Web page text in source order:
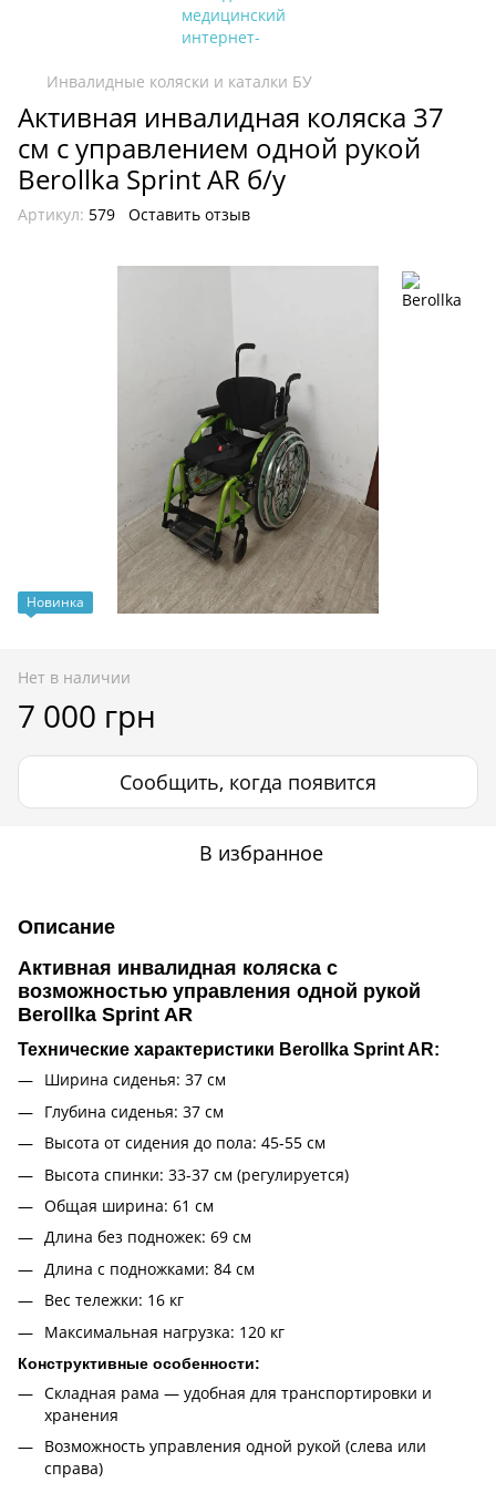
Инвалидные коляски и каталки БУ
Активная инвалидная коляска 37
см с управлением одной рукой
Berollka Sprint AR б/у
Артикул: 579 Оставить отзыв
Новинка
Нет в наличии
7 000 грн
Сообщить, когда появится
В избранное
Описание
Активная инвалидная коляска с
возможностью управления одной рукой
Berollka Sprint AR
Технические характеристики Berollka Sprint AR:
Ширина сиденья: 37 см
Глубина сиденья: 37 см
Высота от сидения до пола: 45-55 см
Высота спинки: 33-37 см (регулируется)
Общая ширина: 61 см
Длина без подножек: 69 см
Длина с подножками: 84 см
Вес тележки: 16 кг
Максимальная нагрузка: 120 кг
Конструктивные особенности:
Складная рама — удобная для транспортировки и
хранения
Возможность управления одной рукой (слева или
справа)